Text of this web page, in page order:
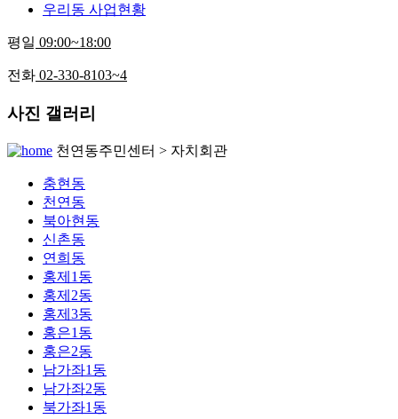
우리동 사업현황
평일 09:00~18:00
전화 02-330-8103~4
사진 갤러리
천연동주민센터 > 자치회관
충현동
천연동
북아현동
신촌동
연희동
홍제1동
홍제2동
홍제3동
홍은1동
홍은2동
남가좌1동
남가좌2동
북가좌1동